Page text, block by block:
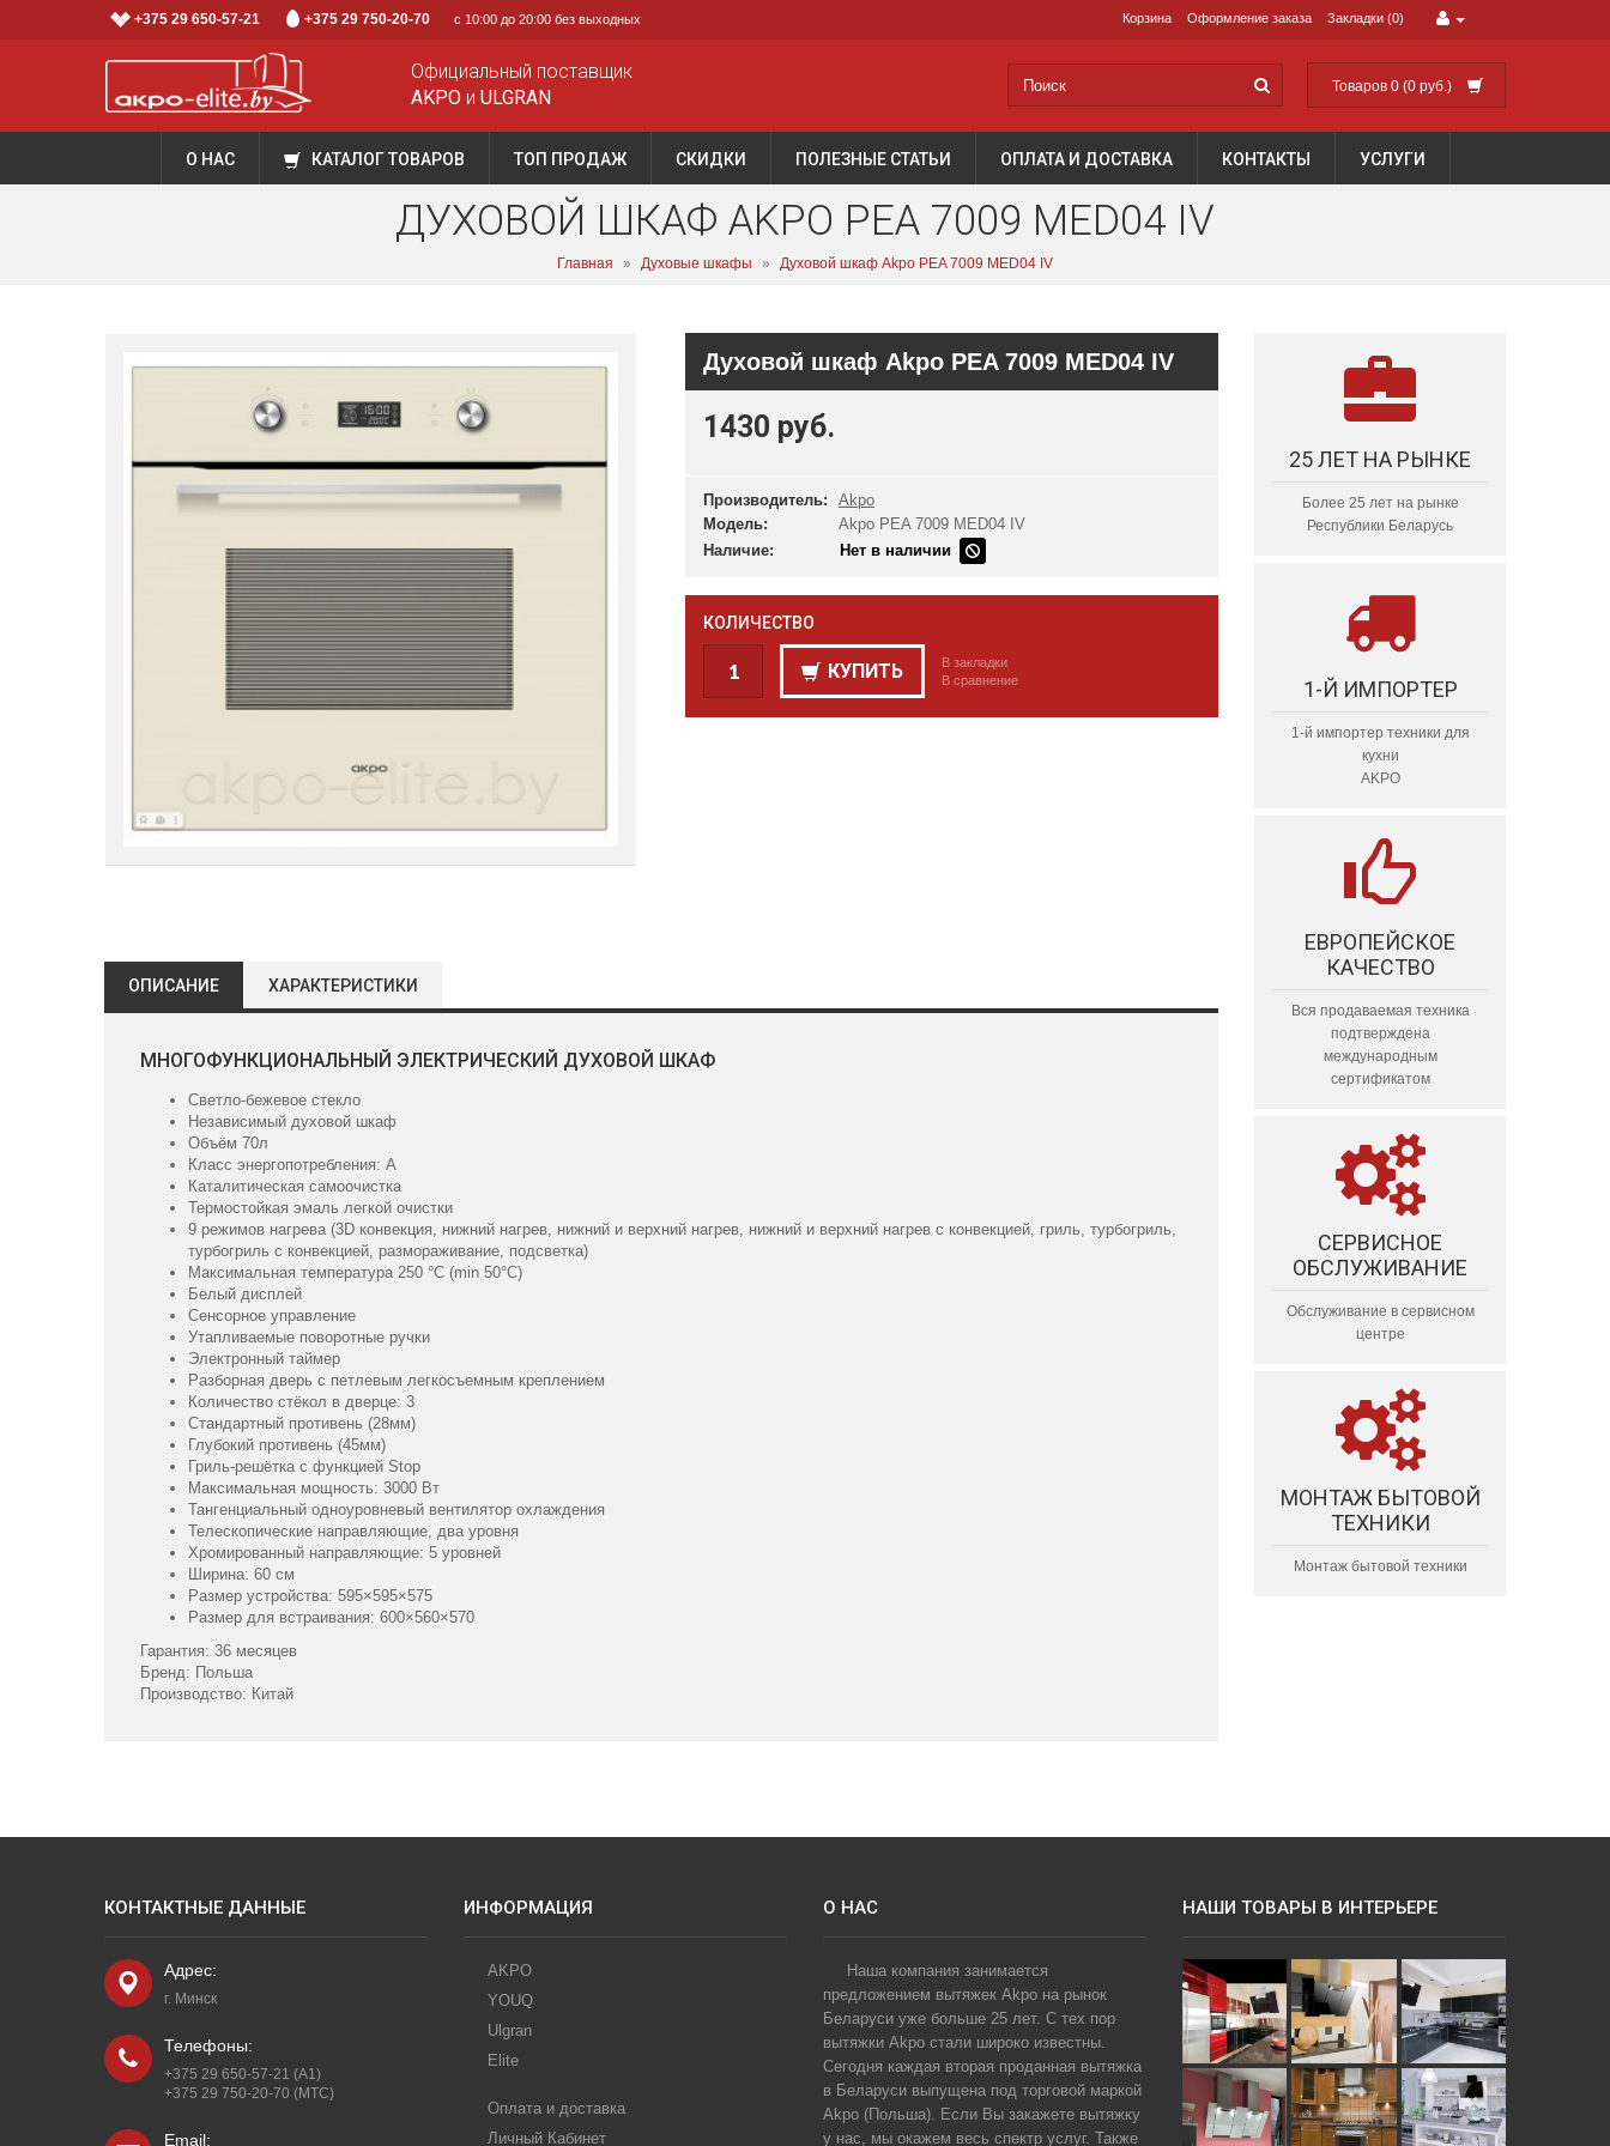
+375 29 650-57-21 +375 29 750-20-70 с 10:00 до 20:00 без выходных Корзина Оформление заказа Закладки (0)
Официальный поставщик
AKPO и ULGRAN
Товаров 0 (0 руб.)
О НАС КАТАЛОГ ТОВАРОВ ТОП ПРОДАЖ СКИДКИ ПОЛЕЗНЫЕ СТАТЬИ ОПЛАТА И ДОСТАВКА КОНТАКТЫ УСЛУГИ
ДУХОВОЙ ШКАФ AKPO PEA 7009 MED04 IV
Главная » Духовые шкафы » Духовой шкаф Akpo PEA 7009 MED04 IV
Духовой шкаф Akpo PEA 7009 MED04 IV
1430 руб.
Производитель:
Akpo
Модель:
Akpo PEA 7009 MED04 IV
Наличие:
Нет в наличии
КОЛИЧЕСТВО
КУПИТЬ
В закладки
В сравнение
ОПИСАНИЕ ХАРАКТЕРИСТИКИ
МНОГОФУНКЦИОНАЛЬНЫЙ ЭЛЕКТРИЧЕСКИЙ ДУХОВОЙ ШКАФ
Светло-бежевое стекло
Независимый духовой шкаф
Объём 70л
Класс энергопотребления: А
Каталитическая самоочистка
Термостойкая эмаль легкой очистки
9 режимов нагрева (3D конвекция, нижний нагрев, нижний и верхний нагрев, нижний и верхний нагрев с конвекцией, гриль, турбогриль,
турбогриль с конвекцией, размораживание, подсветка)
Максимальная температура 250 °C (min 50°C)
Белый дисплей
Сенсорное управление
Утапливаемые поворотные ручки
Электронный таймер
Разборная дверь с петлевым легкосъемным креплением
Количество стёкол в дверце: 3
Стандартный противень (28мм)
Глубокий противень (45мм)
Гриль-решётка с функцией Stop
Максимальная мощность: 3000 Вт
Тангенциальный одноуровневый вентилятор охлаждения
Телескопические направляющие, два уровня
Хромированный направляющие: 5 уровней
Ширина: 60 см
Размер устройства: 595×595×575
Размер для встраивания: 600×560×570
Гарантия: 36 месяцев
Бренд: Польша
Производство: Китай
25 ЛЕТ НА РЫНКЕ
Более 25 лет на рынке
Республики Беларусь
1-Й ИМПОРТЕР
1-й импортер техники для
кухни
AKPO
ЕВРОПЕЙСКОЕ
КАЧЕСТВО
Вся продаваемая техника
подтверждена
международным
сертификатом
СЕРВИСНОЕ
ОБСЛУЖИВАНИЕ
Обслуживание в сервисном
центре
МОНТАЖ БЫТОВОЙ
ТЕХНИКИ
Монтаж бытовой техники
КОНТАКТНЫЕ ДАННЫЕ
Адрес:
г. Минск
Телефоны:
+375 29 650-57-21 (A1)
+375 29 750-20-70 (МТС)
Email:
ИНФОРМАЦИЯ
AKPO
YOUQ
Ulgran
Elite
Оплата и доставка
Личный Кабинет
О НАС
Наша компания занимается
предложением вытяжек Akpo на рынок
Беларуси уже больше 25 лет. С тех пор
вытяжки Akpo стали широко известны.
Сегодня каждая вторая проданная вытяжка
в Беларуси выпущена под торговой маркой
Akpo (Польша). Если Вы закажете вытяжку
у нас, мы окажем весь спектр услуг. Также
НАШИ ТОВАРЫ В ИНТЕРЬЕРЕ